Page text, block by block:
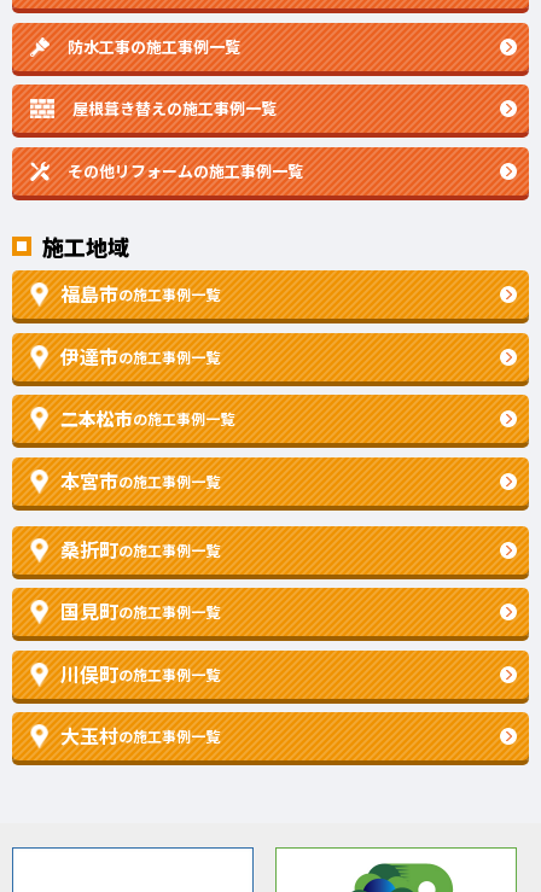
防水工事の施工事例一覧
屋根葺き替えの施工事例一覧
その他リフォームの施工事例一覧
施工地域
福島市の施工事例一覧
伊達市の施工事例一覧
二本松市の施工事例一覧
本宮市の施工事例一覧
桑折町の施工事例一覧
国見町の施工事例一覧
川俣町の施工事例一覧
大玉村の施工事例一覧